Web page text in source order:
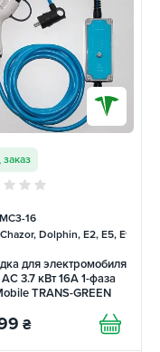
Tang
MC3-16
Chazor, Dolphin, E2, E5, E9,
для электромобиля
3.7 кВт 16А 1-фаза
TRANS-GREEN
₴